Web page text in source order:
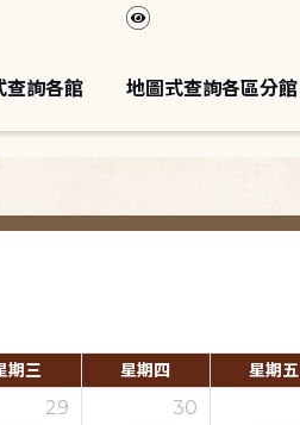
查詢各館 地圖式查詢各區分館
期三 星期四 星期五
29
30